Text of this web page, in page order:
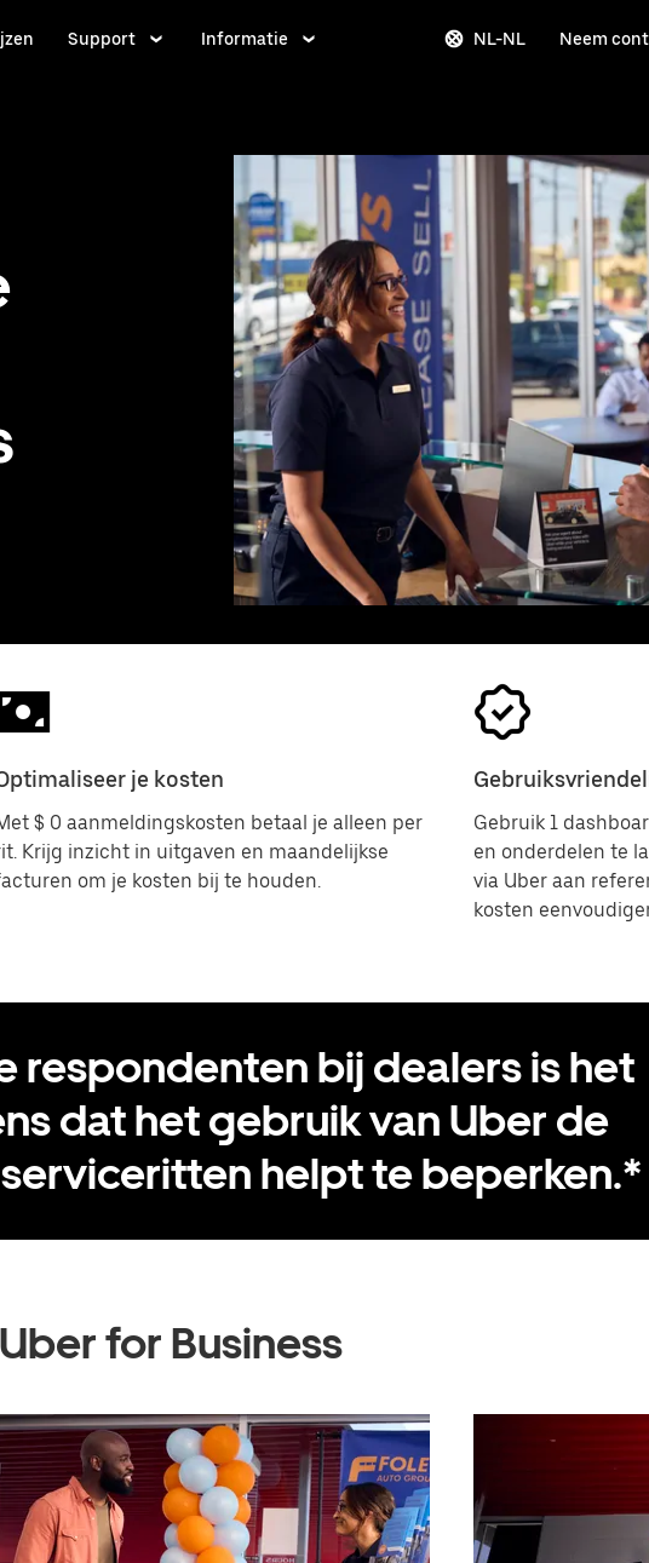
Support Informatie NL-NL Neem
je kosten
$ 0 aanmeldingskosten betaal je alleen per
Krijg inzicht in uitgaven en maandelijkse
om je kosten bij te houden.
Gebruik 1
en onderdelen te
via Uber aan
kosten
respondenten bij dealers is het
dat het gebruik van Uber de
helpt te beperken.*
for Business